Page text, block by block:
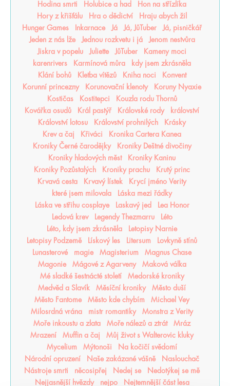
Hodina smrti
Holubice a had
Hon na střízlíka
Hory z křišťálu
Hra o dědictví
Hraju abych žil
Hunger Games
Inkarnace Já Já, JůTuber
Já, pisničkář
Jeden z nás lže
Jednou rozkvetu i já
Jenom nestvůra
Jiskra v popelu
Juliette JůTuber
Kameny moci
karenrivers
Karmínová můra
kdy jsem zkrásněla
Klání bohů
Kletba vítězů Kniha noci
Konvent
Korunní princezny
Korunovační klenoty
Koruny Nyaxie
Kostičas
Kostitepci
Kouzla rodu Thornů
Kovářka osudů
Král pastýř Královské rody
království
Království lotosu
Království prohnilých
Krásky
Krev a čaj
Křiváci
Kronika Cartera Kanea
Kroniky Černé čarodějky
Kroniky Deštné divočiny
Kroniky hladových měst
Kroniky Kaninu
Kroniky Pozůstalých
Kroniky prachu
Krutý princ
Krvavá cesta
Krvavý lístek
Krycí jméno Verity
které jsem milovala
Láska mezi řádky
Láska ve střihu cosplaye
Laskavý jed
Lea Honor
Ledová krev
Legendy Thezmarru
Léto
Léto, kdy jsem zkrásněla
Letopisy Narnie
Letopisy Podzemě
Lískový les Litersum
Lovkyně stínů
Lunasterové
magie Magisterium
Magnus Chase
Magonie
Mágové z Agarveny
Maková válka
Mé sladké šestnácté století
Medorské kroniky
Medvěd a Slavík
Měsíční kroniky
Město duší
Město Fantome
Město kde chybím
Michael Vey
Milosrdná vrána
mistr romantiky
Monstra z Verity
Moře inkoustu a zlata
Moře nálezů a ztrát
Mráz
Mrazení
Muffin a čaj
Můj život s Walterovic kluky
Mycelium
Mýtonoši
Na kočičí svědomí
Národní opruzení
Naše zakázané vášně
Naslouchač
Nástroje smrti
něcosipřej Nedej se
Nedotýkej se mě
Nejjasnější hvězdy
nejpo Nejtemnější část lesa